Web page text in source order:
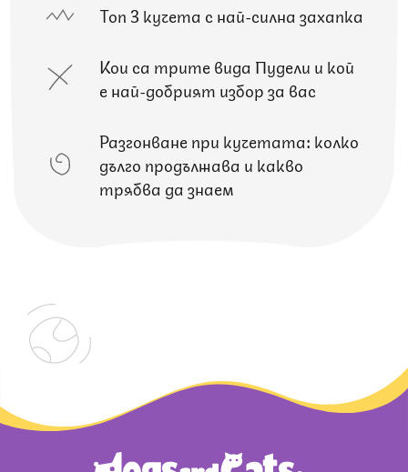
Топ 3 кучета с най-силна захапка
Кои са трите вида Пудели и кой
е най-добрият избор за вас
Разгонване при кучетата: колко
дълго продължава и какво
трябва да знаем